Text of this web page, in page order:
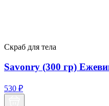
Скраб для тела
Savonry (300 гр)
530 ₽